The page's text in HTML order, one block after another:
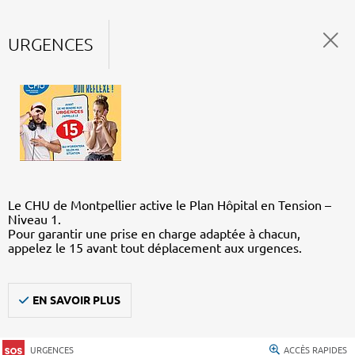
URGENCES
Le CHU de Montpellier active le Plan Hôpital en Tension –
Niveau 1.
Pour garantir une prise en charge adaptée à chacun,
appelez le 15 avant tout déplacement aux urgences.
EN SAVOIR PLUS
URGENCES ACCÈS RAPIDES